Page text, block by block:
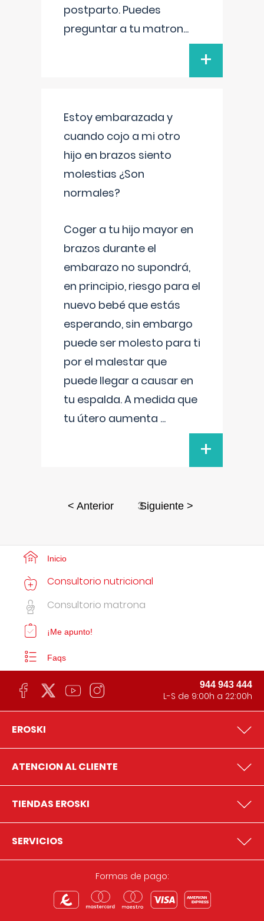
postparto. Puedes
preguntar a tu matron...
+
Estoy embarazada y
cuando cojo a mi otro
hijo en brazos siento
molestias ¿Son
normales?
Coger a tu hijo mayor en
brazos durante el
embarazo no supondrá,
en principio, riesgo para el
nuevo bebé que estás
esperando, sin embargo
puede ser molesto para ti
por el malestar que
puede llegar a causar en
tu espalda. A medida que
tu útero aumenta ...
+
< Anterior 3Siguiente >
Inicio
Consultorio nutricional
Consultorio matrona
¡Me apunto!
Faqs
944 943 444
L-S de 9:00h a 22:00h
EROSKI
ATENCION AL CLIENTE
TIENDAS EROSKI
SERVICIOS
Formas de pago: